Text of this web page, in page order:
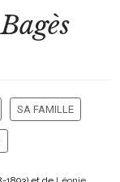
Bagès
SA FAMILLE